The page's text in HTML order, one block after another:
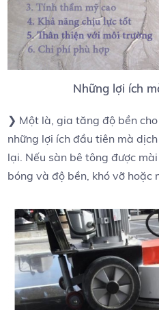
Những lợi ích
❯ Một là, gia tăng độ bền
những lợi ích đầu tiên mà
lại. Nếu sàn bê tông được
bóng và độ bền, khó vỡ hoặc